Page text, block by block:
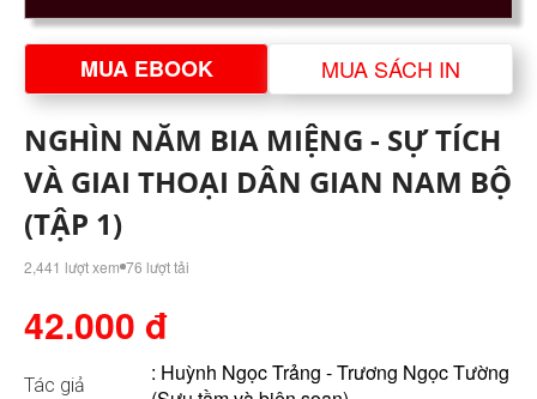
MUA EBOOK MUA SÁCH IN
NGHÌN NĂM BIA MIỆNG - SỰ TÍCH
VÀ GIAI THOẠI DÂN GIAN NAM BỘ
(TẬP 1)
2,441 lượt xem 76 lượt tải
42.000 đ
Tác giả : Huỳnh Ngọc Trảng - Trương Ngọc Tường